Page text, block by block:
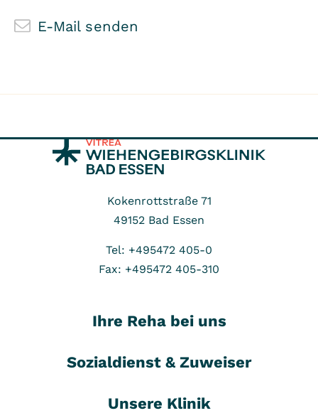
E-Mail senden
Kokenrottstraße 71
49152 Bad Essen
Tel: +495472 405-0
Fax: +495472 405-310
Ihre Reha bei uns
Sozialdienst & Zuweiser
Unsere Klinik